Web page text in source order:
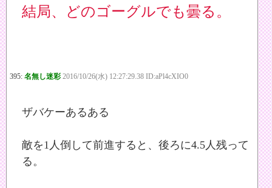
結局、どのゴーグルでも曇る。
395: 名無し迷彩 2016/10/26(水) 12:27:29.38 ID:aPl4cXIO0
ザバケーあるある
敵を1人倒して前進すると、後ろに4.5人残って
る。